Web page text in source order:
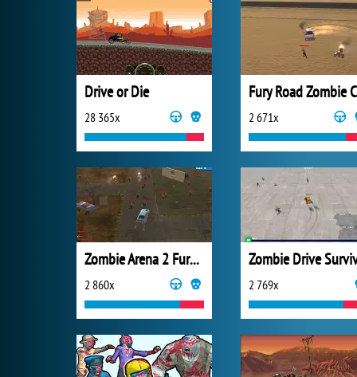
Drive or Die
28 365x 2 671x
Zombie Arena 2 Fury Road
2 860x 2 769x